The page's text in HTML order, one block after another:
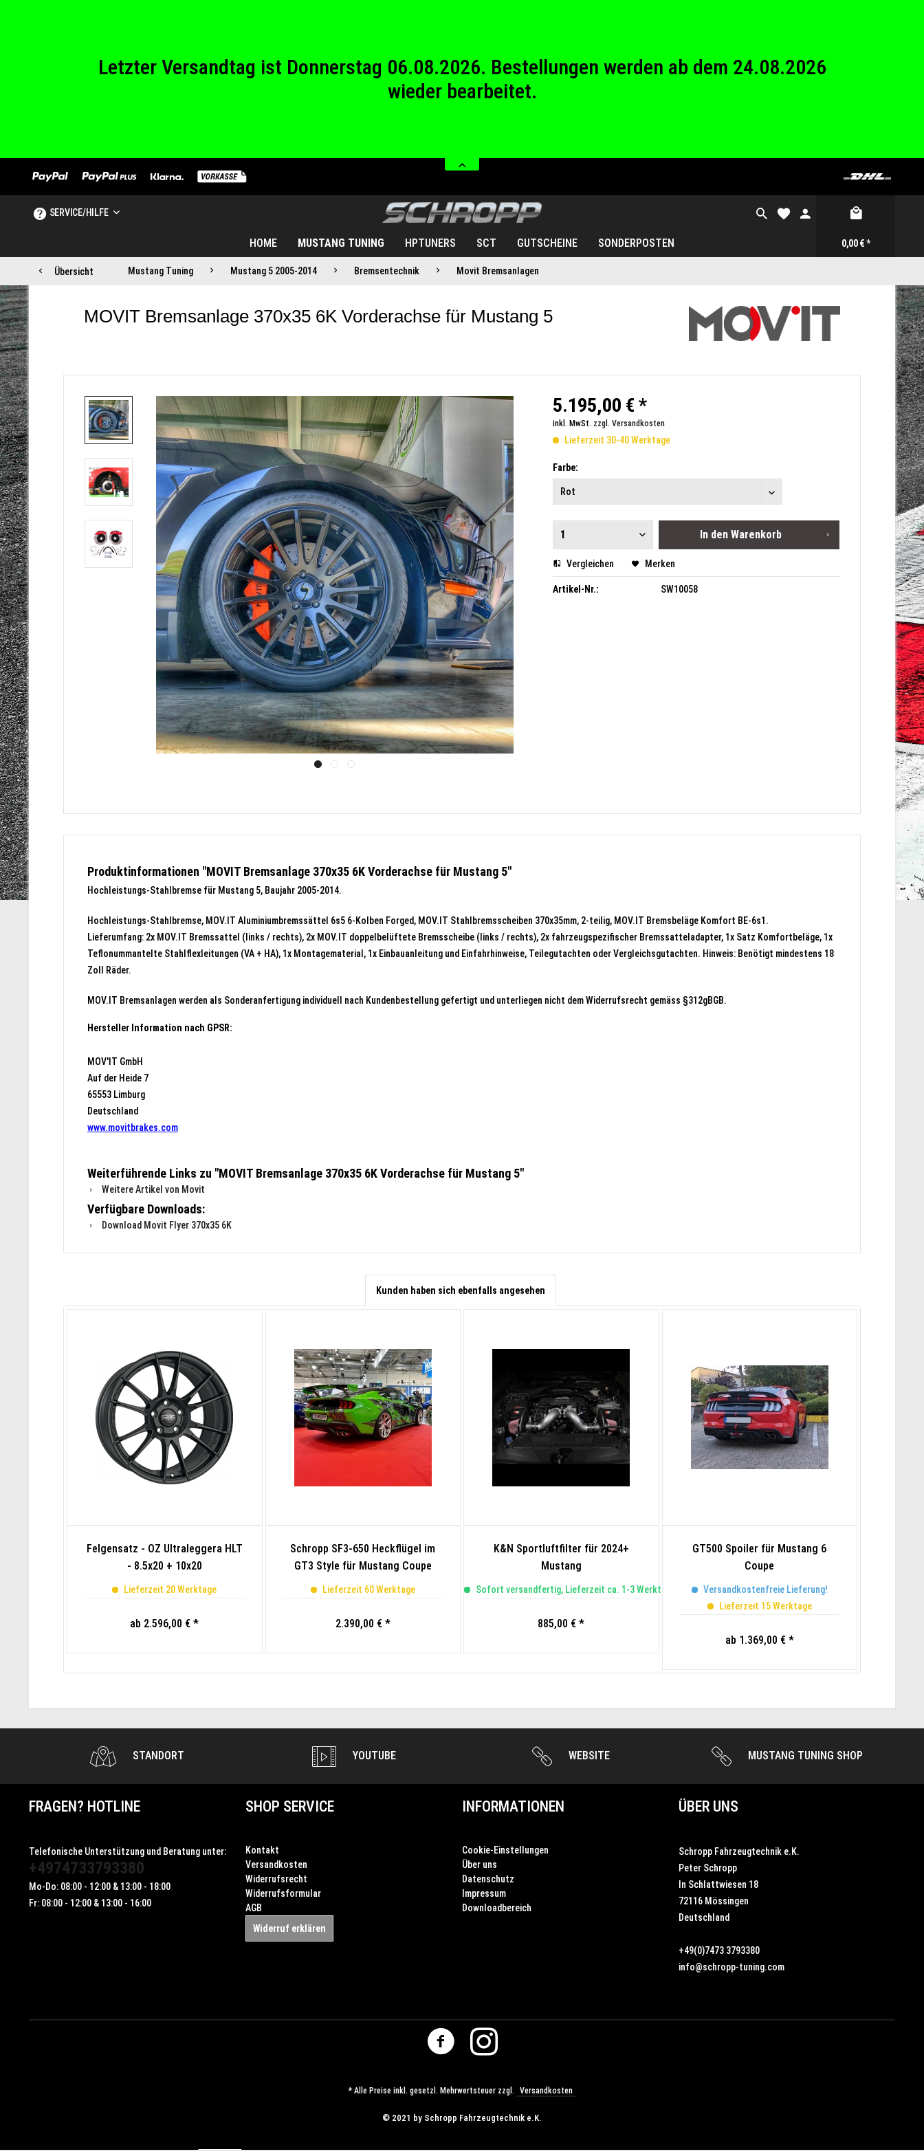
Letzter Versandtag ist Donnerstag 06.08.2026. Bestellungen werden ab dem 24.08.2026
wieder bearbeitet.
SERVICE/HILFE
0,00 € *
HOME MUSTANG TUNING HPTUNERS SCT GUTSCHEINE SONDERPOSTEN
Übersicht Mustang Tuning Mustang 5 2005-2014 Bremsentechnik Movit Bremsanlagen
MOVIT Bremsanlage 370x35 6K Vorderachse für Mustang 5
5.195,00 € *
inkl. MwSt. zzgl. Versandkosten
Lieferzeit 30-40 Werktage
Farbe:
In den Warenkorb
Vergleichen Merken
Artikel-Nr.: SW10058
Produktinformationen "MOVIT Bremsanlage 370x35 6K Vorderachse für Mustang 5"
Hochleistungs-Stahlbremse für Mustang 5, Baujahr 2005-2014.
Hochleistungs-Stahlbremse, MOV.IT Aluminiumbremssättel 6s5 6-Kolben Forged, MOV.IT Stahlbremsscheiben 370x35mm, 2-teilig, MOV.IT Bremsbeläge Komfort BE-6s1.
Lieferumfang: 2x MOV.IT Bremssattel (links / rechts), 2x MOV.IT doppelbelüftete Bremsscheibe (links / rechts), 2x fahrzeugspezifischer Bremssatteladapter, 1x Satz Komfortbeläge, 1x
Teflonummantelte Stahlflexleitungen (VA + HA), 1x Montagematerial, 1x Einbauanleitung und Einfahrhinweise, Teilegutachten oder Vergleichsgutachten. Hinweis: Benötigt mindestens 18
Zoll Räder.
MOV.IT Bremsanlagen werden als Sonderanfertigung individuell nach Kundenbestellung gefertigt und unterliegen nicht dem Widerrufsrecht gemäss §312gBGB.
Hersteller Information nach GPSR:
MOV'IT GmbH
Auf der Heide 7
65553 Limburg
Deutschland
www.movitbrakes.com
Weiterführende Links zu "MOVIT Bremsanlage 370x35 6K Vorderachse für Mustang 5"
Weitere Artikel von Movit
Verfügbare Downloads:
Download Movit Flyer 370x35 6K
Kunden haben sich ebenfalls angesehen
Felgensatz - OZ Ultraleggera HLT
- 8.5x20 + 10x20
Lieferzeit 20 Werktage
ab 2.596,00 € *
Schropp SF3-650 Heckflügel im
GT3 Style für Mustang Coupe
Lieferzeit 60 Werktage
2.390,00 € *
K&N Sportluftfilter für 2024+
Mustang
Sofort versandfertig, Lieferzeit ca. 1-3 Werktage
885,00 € *
GT500 Spoiler für Mustang 6
Coupe
Versandkostenfreie Lieferung!
Lieferzeit 15 Werktage
ab 1.369,00 € *
STANDORT YOUTUBE WEBSITE MUSTANG TUNING SHOP
FRAGEN? HOTLINE
Telefonische Unterstützung und Beratung unter:
+4974733793380
Mo-Do: 08:00 - 12:00 & 13:00 - 18:00
Fr: 08:00 - 12:00 & 13:00 - 16:00
SHOP SERVICE
Kontakt
Versandkosten
Widerrufsrecht
Widerrufsformular
AGB
Widerruf erklären
INFORMATIONEN
Cookie-Einstellungen
Über uns
Datenschutz
Impressum
Downloadbereich
ÜBER UNS
Schropp Fahrzeugtechnik e.K.
Peter Schropp
In Schlattwiesen 18
72116 Mössingen
Deutschland
+49(0)7473 3793380
info@schropp-tuning.com
* Alle Preise inkl. gesetzl. Mehrwertsteuer zzgl. Versandkosten
© ​2021 by Schropp Fahrzeugtechnik e.K.